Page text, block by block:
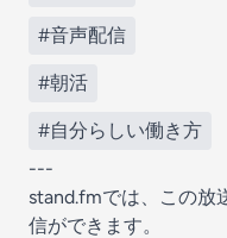
#音声配信
#朝活
#自分らしい働き方
---
stand.fmでは、この放
信ができます。